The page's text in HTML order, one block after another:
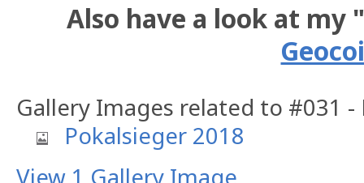
Also have a look at my "
Gallery Images related to #031
Pokalsieger 2018